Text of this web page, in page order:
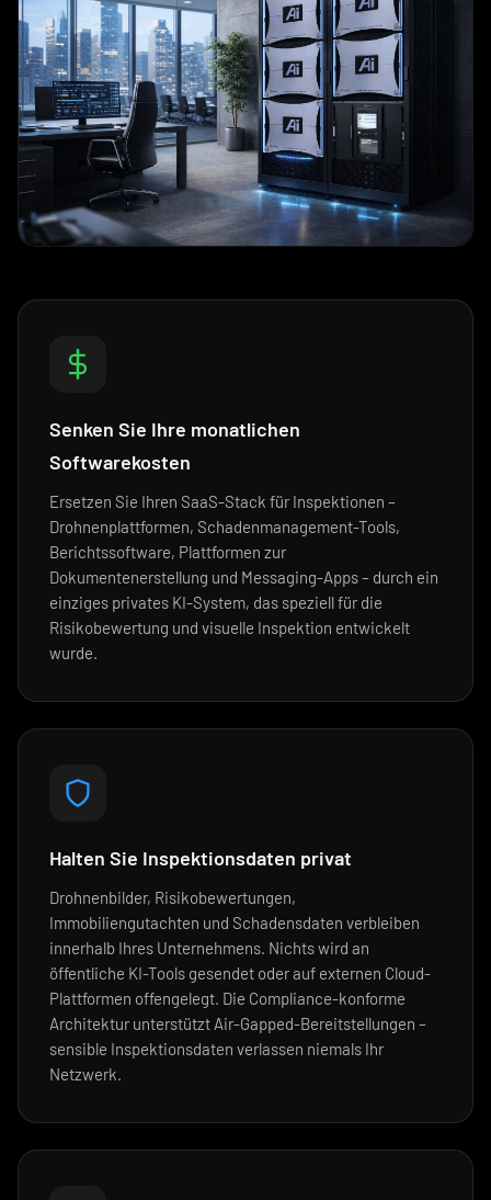
Senken Sie Ihre monatlichen
Softwarekosten
Ersetzen Sie Ihren SaaS-Stack für Inspektionen –
Drohnenplattformen, Schadenmanagement-Tools,
Berichtssoftware, Plattformen zur
Dokumentenerstellung und Messaging-Apps – durch ein
einziges privates KI-System, das speziell für die
Risikobewertung und visuelle Inspektion entwickelt
wurde.
Halten Sie Inspektionsdaten privat
Drohnenbilder, Risikobewertungen,
Immobiliengutachten und Schadensdaten verbleiben
innerhalb Ihres Unternehmens. Nichts wird an
öffentliche KI-Tools gesendet oder auf externen Cloud-
Plattformen offengelegt. Die Compliance-konforme
Architektur unterstützt Air-Gapped-Bereitstellungen –
sensible Inspektionsdaten verlassen niemals Ihr
Netzwerk.